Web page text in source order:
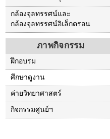
กล้องจุลทรรศน์และ
กล้องจุลทรรศน์อิเล็กตรอน
ภาพกิจกรรม
ฝึกอบรม
ศึกษาดูงาน
ค่ายวิทยาศาสตร์
กิจกรรมศูนย์ฯ